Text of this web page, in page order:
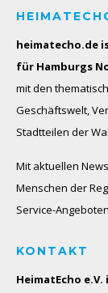
heimatecho.de
für Hamburgs
mit den
Geschäftswelt,
Stadtteilen der
Mit aktuellen
Menschen der
Service-
KONTAKT
HeimatEcho e.V.